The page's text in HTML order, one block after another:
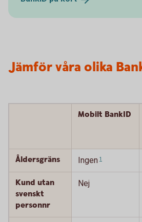
Jämför våra olika
Mobilt BankID
Åldersgräns Ingen 1
Kund utan
svenskt
personnr
Nej